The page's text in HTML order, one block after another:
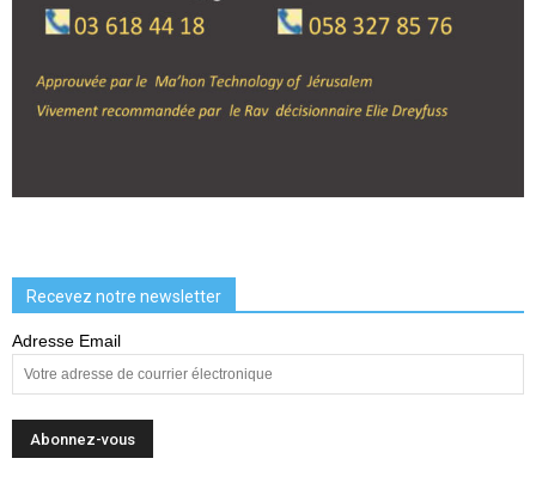
Recevez notre newsletter
Adresse Email